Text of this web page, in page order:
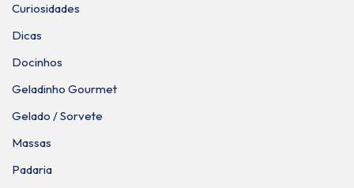
Curiosidades
Dicas
Docinhos
Geladinho Gourmet
Gelado / Sorvete
Massas
Padaria